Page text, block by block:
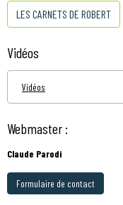
LES CARNETS DE ROBERT
Vidéos
Vidéos
Webmaster :
Claude Parodi
Formulaire de contact